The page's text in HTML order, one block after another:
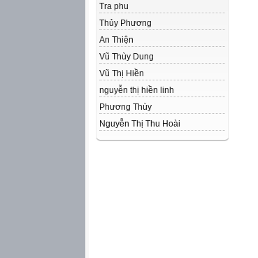
Tra phu
Thủy Phương
An Thiện
Vũ Thùy Dung
Vũ Thị Hiền
nguyễn thị hiền linh
Phương Thùy
Nguyễn Thị Thu Hoài